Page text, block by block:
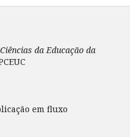
da Educação da
em fluxo